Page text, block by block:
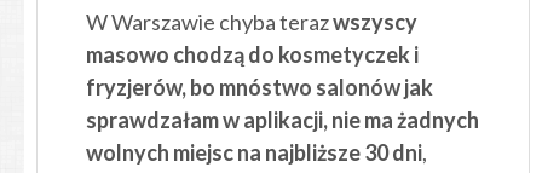
W Warszawie chyba terazwszyscy
masowo chodzą do kosmetyczek i
fryzjerów, bo mnóstwo salonów jak
sprawdzałam w aplikacji, nie ma żadnych
wolnych miejsc na najbliższe 30 dni,